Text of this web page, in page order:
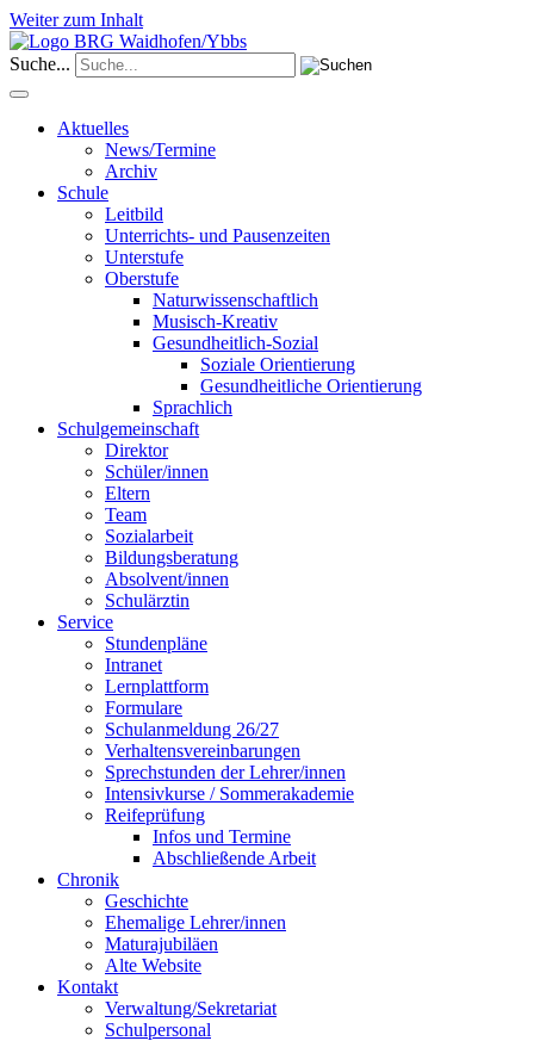
Weiter zum Inhalt
Suche...
Aktuelles
News/Termine
Archiv
Schule
Leitbild
Unterrichts- und Pausenzeiten
Unterstufe
Oberstufe
Naturwissenschaftlich
Musisch-Kreativ
Gesundheitlich-Sozial
Soziale Orientierung
Gesundheitliche Orientierung
Sprachlich
Schulgemeinschaft
Direktor
Schüler/innen
Eltern
Team
Sozialarbeit
Bildungsberatung
Absolvent/innen
Schulärztin
Service
Stundenpläne
Intranet
Lernplattform
Formulare
Schulanmeldung 26/27
Verhaltensvereinbarungen
Sprechstunden der Lehrer/innen
Intensivkurse / Sommerakademie
Reifeprüfung
Infos und Termine
Abschließende Arbeit
Chronik
Geschichte
Ehemalige Lehrer/innen
Maturajubiläen
Alte Website
Kontakt
Verwaltung/Sekretariat
Schulpersonal